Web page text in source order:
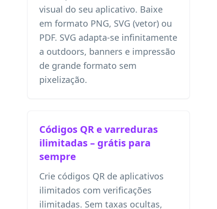
visual do seu aplicativo. Baixe
em formato PNG, SVG (vetor) ou
PDF. SVG adapta-se infinitamente
a outdoors, banners e impressão
de grande formato sem
pixelização.
Códigos QR e varreduras
ilimitadas – grátis para
sempre
Crie códigos QR de aplicativos
ilimitados com verificações
ilimitadas. Sem taxas ocultas,